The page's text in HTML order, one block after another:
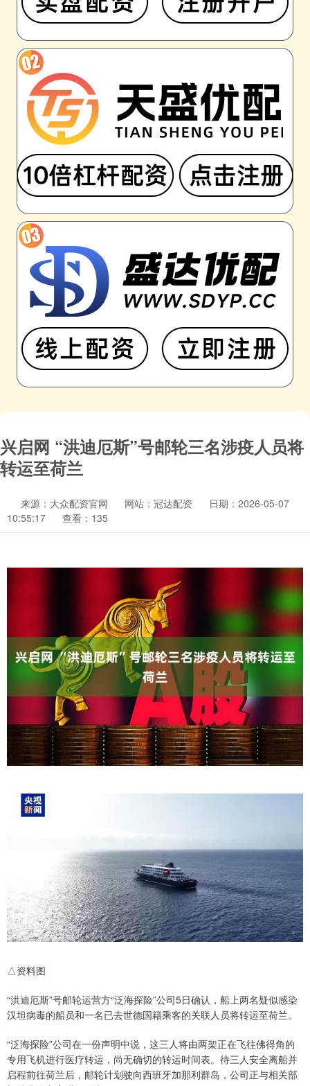
兴启网 “洪迪厄斯”号邮轮三名涉疫人员将
转运至荷兰
来源：大众配资官网 网站：冠达配资
日期：2026-05-07
10:55:17
查看：135
△资料图
“洪迪厄斯”号邮轮运营方“泛海探险”公司5日确认，船上两名疑似感染
汉坦病毒的船员和一名已去世德国籍乘客的关联人员将转运至荷兰。
“泛海探险”公司在一份声明中说，这三人将由两架正在飞往佛得角的
专用飞机进行医疗转运，尚无确切的转运时间表。待三人安全离船并
启程前往荷兰后，邮轮计划驶向西班牙加那利群岛，公司正与相关部